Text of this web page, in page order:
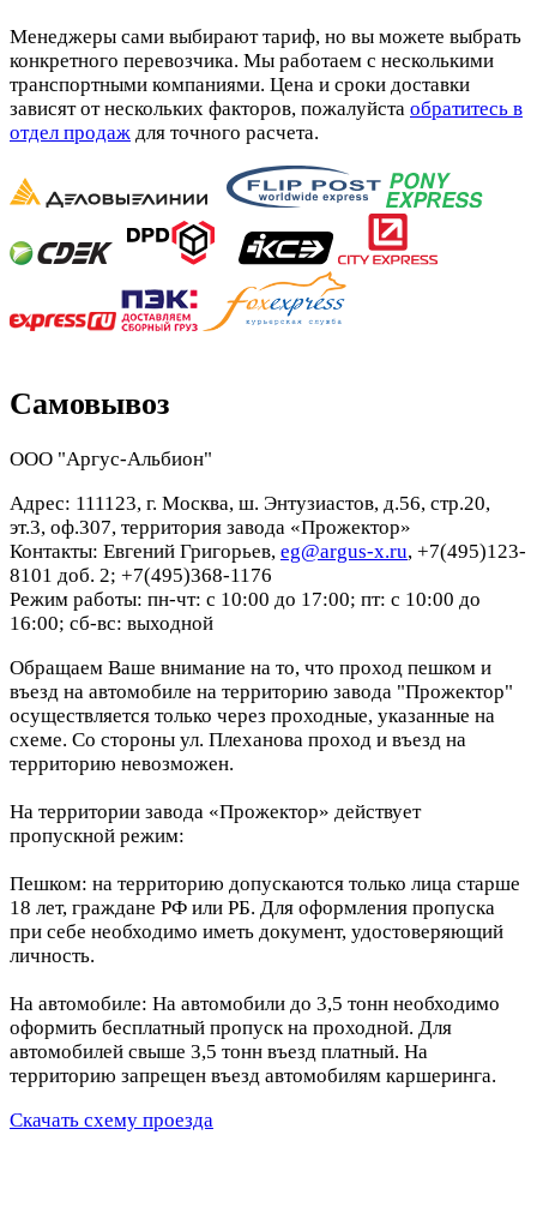
Менеджеры сами выбирают тариф, но вы можете выбрать
конкретного перевозчика. Мы работаем с несколькими
транспортными компаниями. Цена и сроки доставки
зависят от нескольких факторов, пожалуйста обратитесь в
отдел продаж для точного расчета.
Самовывоз
ООО "Аргус-Альбион"
Адрес: 111123, г. Москва, ш. Энтузиастов, д.56, стр.20,
эт.3, оф.307, территория завода «Прожектор»
Контакты: Евгений Григорьев, eg@argus-x.ru, +7(495)123-
8101 доб. 2; +7(495)368-1176
Режим работы: пн-чт: с 10:00 до 17:00; пт: с 10:00 до
16:00; сб-вс: выходной
Обращаем Ваше внимание на то, что проход пешком и
въезд на автомобиле на территорию завода "Прожектор"
осуществляется только через проходные, указанные на
схеме. Со стороны ул. Плеханова проход и въезд на
территорию невозможен.
На территории завода «Прожектор» действует
пропускной режим:
Пешком: на территорию допускаются только лица старше
18 лет, граждане РФ или РБ. Для оформления пропуска
при себе необходимо иметь документ, удостоверяющий
личность.
На автомобиле: На автомобили до 3,5 тонн необходимо
оформить бесплатный пропуск на проходной. Для
автомобилей свыше 3,5 тонн въезд платный. На
территорию запрещен въезд автомобилям каршеринга.
Скачать схему проезда